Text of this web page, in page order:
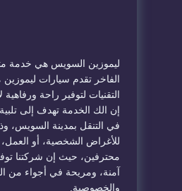
ليموزين السويس هي خدمة
الفاخر تقدم سيارات
التقنيات لتوفير راحة ورفاهية
إن الك الخدمة تهدف إلى تلبية
في التنقل بمدينة السويس،
للأغراض الشخصية، أو
محترفين، حيث إن شركتنا
آمنة، ومريحة في أجواء من
والخصوصية.